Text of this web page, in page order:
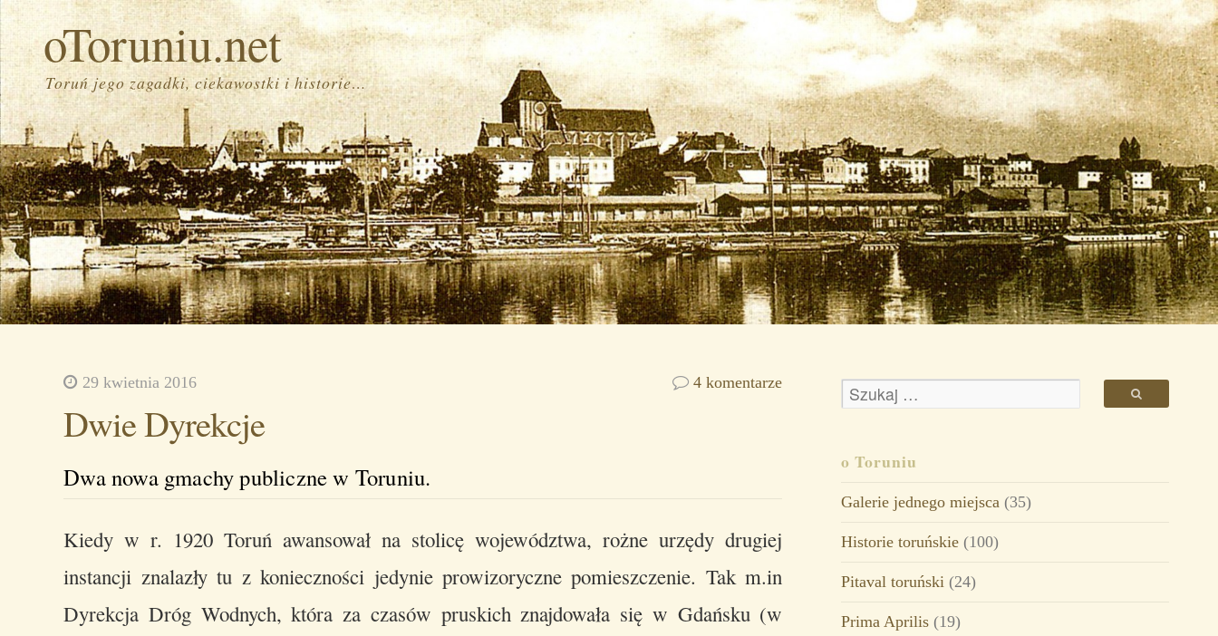
oToruniu.net
Toruń jego zagadki, ciekawostki i historie…
29 kwietnia 2016 4 komentarze
Dwie Dyrekcje
Dwa nowa gmachy publiczne w Toruniu.
Kiedy w r. 1920 Toruń awansował na stolicę województwa, rożne urzędy drugiej
instancji znalazły tu z konieczności jedynie prowizoryczne pomieszczenie. Tak m.in
Dyrekcja Dróg Wodnych, która za czasów pruskich znajdowała się w Gdańsku (w
o Toruniu
Galerie jednego miejsca(35)
Historie toruńskie(100)
Pitaval toruński(24)
Prima Aprilis(19)